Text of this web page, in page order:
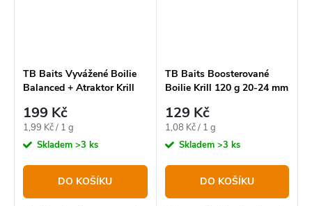
TB Baits Vyvážené Boilie
Balanced + Atraktor Krill
199 Kč
Měrná
cena:
1,99 Kč / 1 g
Skladem >3 ks
DO KOŠÍKU
TB Baits Boosterované
Boilie Krill 120 g 20-24 mm
129 Kč
Měrná
cena:
1,08 Kč / 1 g
Skladem >3 ks
DO KOŠÍKU